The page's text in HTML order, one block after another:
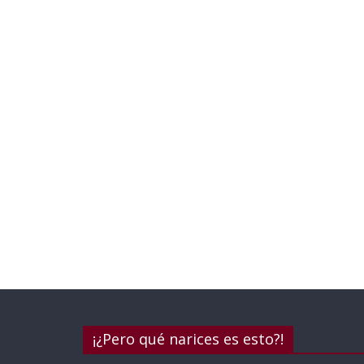
¡¿Pero qué narices es esto?!